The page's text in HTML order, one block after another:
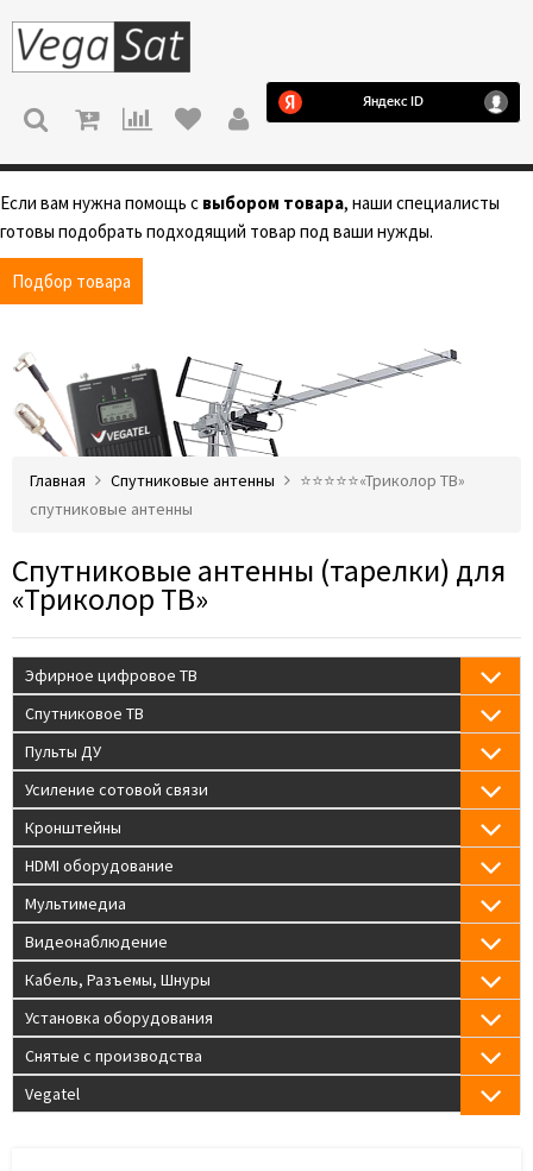
МЕНЮ
Если вам нужна помощь с выбором товара, наши специалисты
готовы подобрать подходящий товар под ваши нужды.
Подбор товара
Главная Спутниковые антенны
⭐️⭐️⭐️⭐️⭐️«Триколор ТВ»
спутниковые антенны
Спутниковые антенны (тарелки) для
«Триколор ТВ»
Эфирное цифровое ТВ
Спутниковое ТВ
Пульты ДУ
Усиление сотовой связи
Кронштейны
HDMI оборудование
Мультимедиа
Видеонаблюдение
Кабель, Разъемы, Шнуры
Установка оборудования
Снятые с производства
Vegatel